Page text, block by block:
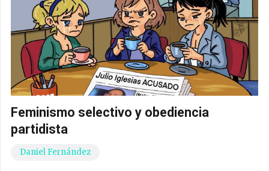
Feminismo selectivo y obediencia
partidista
Daniel Fernández